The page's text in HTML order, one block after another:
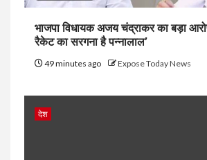
भाजपा विधायक अजय चंद्राकर का बड़ा
रैकेट का सरगना है पन्नालाल’
49 minutes ago Expose Today News
देश